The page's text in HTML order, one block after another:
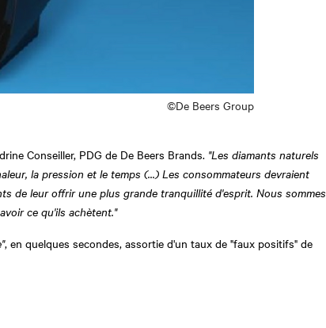
©De Beers Group
Conseiller, PDG de De Beers Brands. "Les diamants naturels
la pression et le temps (...) Les consommateurs devraient
de leur offrir une plus grande tranquillité d'esprit. Nous sommes
ce qu'ils achètent."
, en quelques secondes, assortie d'un taux de "faux positifs" de